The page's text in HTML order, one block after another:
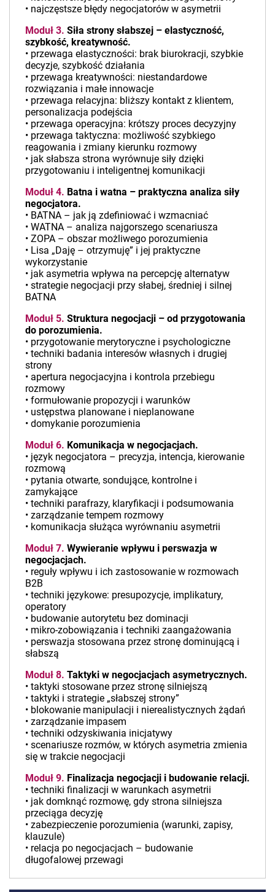
• najczęstsze błędy negocjatorów w asymetrii
Moduł 3. Siła strony słabszej – elastyczność,
szybkość, kreatywność.
• przewaga elastyczności: brak biurokracji, szybkie
decyzje, szybkość działania
• przewaga kreatywności: niestandardowe
rozwiązania i małe innowacje
• przewaga relacyjna: bliższy kontakt z klientem,
personalizacja podejścia
• przewaga operacyjna: krótszy proces decyzyjny
• przewaga taktyczna: możliwość szybkiego
reagowania i zmiany kierunku rozmowy
• jak słabsza strona wyrównuje siły dzięki
przygotowaniu i inteligentnej komunikacji
Moduł 4. Batna i watna – praktyczna analiza siły
negocjatora.
• BATNA – jak ją zdefiniować i wzmacniać
• WATNA – analiza najgorszego scenariusza
• ZOPA – obszar możliwego porozumienia
• Lisa „Daję – otrzymuję” i jej praktyczne
wykorzystanie
• jak asymetria wpływa na percepcję alternatyw
• strategie negocjacji przy słabej, średniej i silnej
BATNA
Moduł 5. Struktura negocjacji – od przygotowania
do porozumienia.
• przygotowanie merytoryczne i psychologiczne
• techniki badania interesów własnych i drugiej
strony
• apertura negocjacyjna i kontrola przebiegu
rozmowy
• formułowanie propozycji i warunków
• ustępstwa planowane i nieplanowane
• domykanie porozumienia
Moduł 6. Komunikacja w negocjacjach.
• język negocjatora – precyzja, intencja, kierowanie
rozmową
• pytania otwarte, sondujące, kontrolne i
zamykające
• techniki parafrazy, klaryfikacji i podsumowania
• zarządzanie tempem rozmowy
• komunikacja służąca wyrównaniu asymetrii
Moduł 7. Wywieranie wpływu i perswazja w
negocjacjach.
• reguły wpływu i ich zastosowanie w rozmowach
B2B
• techniki językowe: presupozycje, implikatury,
operatory
• budowanie autorytetu bez dominacji
• mikro-zobowiązania i techniki zaangażowania
• perswazja stosowana przez stronę dominującą i
słabszą
Moduł 8. Taktyki w negocjacjach asymetrycznych.
• taktyki stosowane przez stronę silniejszą
• taktyki i strategie „słabszej strony”
• blokowanie manipulacji i nierealistycznych żądań
• zarządzanie impasem
• techniki odzyskiwania inicjatywy
• scenariusze rozmów, w których asymetria zmienia
się w trakcie negocjacji
Moduł 9. Finalizacja negocjacji i budowanie relacji.
• techniki finalizacji w warunkach asymetrii
• jak domknąć rozmowę, gdy strona silniejsza
przeciąga decyzję
• zabezpieczenie porozumienia (warunki, zapisy,
klauzule)
• relacja po negocjacjach – budowanie
długofalowej przewagi